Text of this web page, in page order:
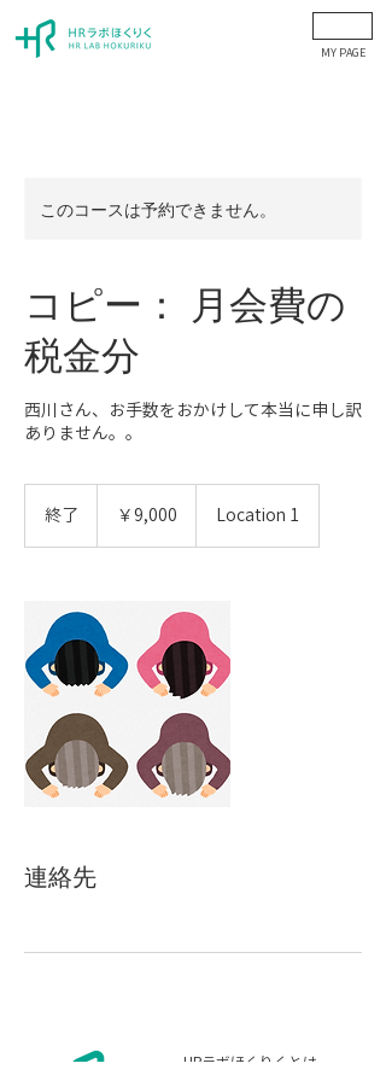
​MY PAGE
このコースは予約できません。
コピー： 月会費の
税金分
西川さん、お手数をおかけして本当に申し訳
ありません。。
終了 ￥9,000 Location 1
連絡先
​ー HRラボほくりくとは